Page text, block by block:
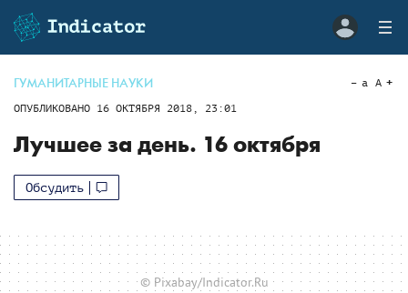
ГУМАНИТАРНЫЕ НАУКИ
ОПУБЛИКОВАНО 16 ОКТЯБРЯ 2018, 23:01
a A
Лучшее за день. 16 октября
Обсудить
© Pixabay/Indicator.Ru